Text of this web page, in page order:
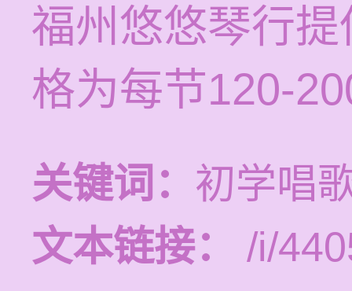
福州悠悠琴行
格为每节120-
关键词： 初学唱
文本链接：
/i/